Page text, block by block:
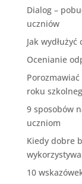
Dialog –
uczniów
Jak
Ocenianie
roku
9 sposobów
uczniom
Kiedy dobre
10